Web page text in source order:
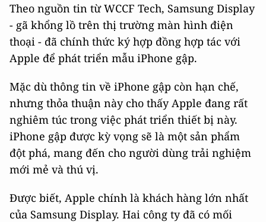
Theo nguồn tin từ WCCF Tech, Samsung Display
- gã khổng lồ trên thị trường màn hình điện
thoại - đã chính thức ký hợp đồng hợp tác với
Apple để phát triển mẫu iPhone gập.
Mặc dù thông tin về iPhone gập còn hạn chế,
nhưng thỏa thuận này cho thấy Apple đang rất
nghiêm túc trong việc phát triển thiết bị này.
iPhone gập được kỳ vọng sẽ là một sản phẩm
đột phá, mang đến cho người dùng trải nghiệm
mới mẻ và thú vị.
Được biết, Apple chính là khách hàng lớn nhất
của Samsung Display. Hai công ty đã có mối